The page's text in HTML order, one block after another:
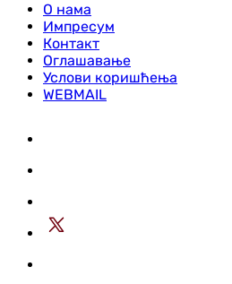
О нама
Импресум
Контакт
Оглашавање
Услови коришћења
WEBMAIL